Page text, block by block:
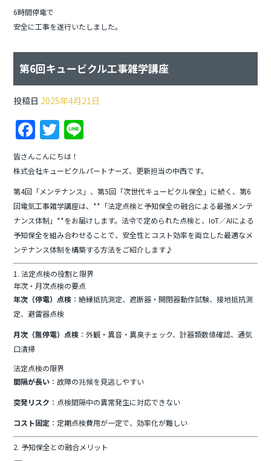
6時間停電で
安全に工事を遂行いたしました。
第6回キュービクル工事雑学講座
投稿日 2025年4月21日
F
a
c
e
b
o
o
k
T
w
itt
er
e
皆さんこんにちは！
株式会社キュービクルパートナーズ、更新担当の中西です。
第4回「メンテナンス」、第5回「次世代キュービクル保全」に続く、第6
回電気工事雑学講座は、**「法定点検と予知保全の融合による最強メンテ
ナンス体制」**をお届けします。法令で定められた点検と、IoT／AIによる
予知保全を組み合わせることで、安全性とコスト効率を両立した最適なメ
ンテナンス体制を構築する方法をご紹介します♪
1. 法定点検の役割と限界
年次・月次点検の要点
年次（停電）点検 ：絶縁抵抗測定、遮断器・開閉器動作試験、接地抵抗測
定、避雷器点検
月次（無停電）点検 ：外観・異音・異臭チェック、計器類数値確認、通気
口清掃
法定点検の限界
間隔が長い ：故障の兆候を見逃しやすい
突発リスク ：点検間隔中の異常発生に対応できない
コスト固定 ：定期点検費用が一定で、効率化が難しい
2. 予知保全との融合メリット